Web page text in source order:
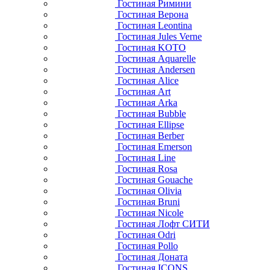
Гостиная Римини
Гостиная Верона
Гостиная Leontina
Гостиная Jules Verne
Гостиная KOTO
Гостиная Aquarelle
Гостиная Andersen
Гостиная Alice
Гостиная Art
Гостиная Arka
Гостиная Bubble
Гостиная Ellipse
Гостиная Berber
Гостиная Emerson
Гостиная Line
Гостиная Rosa
Гостиная Gouache
Гостиная Olivia
Гостиная Bruni
Гостиная Nicole
Гостиная Лофт СИТИ
Гостиная Odri
Гостиная Pollo
Гостиная Доната
Гостиная ICONS